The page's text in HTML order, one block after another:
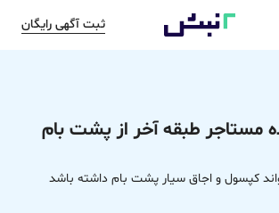
ثبت آگهی رایگان
مستاجر طبقه آخر از پشت بام
کپسول و اجاق سیار پشت بام داشته باشد